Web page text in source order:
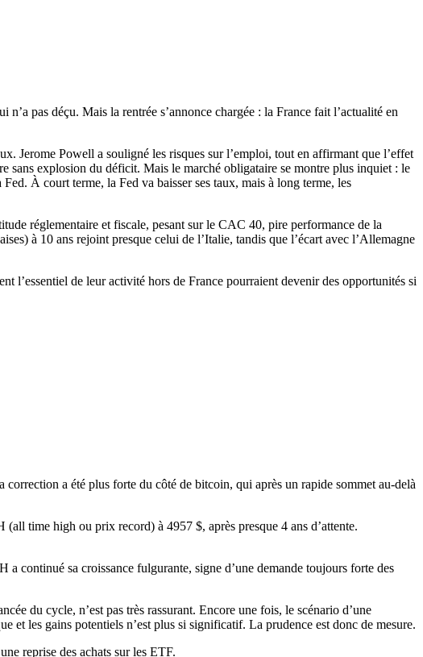
pas déçu. Mais la rentrée s’annonce chargée : la France fait l’actualité en
Jerome Powell a souligné les risques sur l’emploi, tout en affirmant que l’effet
sans explosion du déficit. Mais le marché obligataire se montre plus inquiet : le
À court terme, la Fed va baisser ses taux, mais à long terme, les
réglementaire et fiscale, pesant sur le CAC 40, pire performance de la
à 10 ans rejoint presque celui de l’Italie, tandis que l’écart avec l’Allemagne
l’essentiel de leur activité hors de France pourraient devenir des opportunités si
a été plus forte du côté de bitcoin, qui après un rapide sommet au-delà
(all time high ou prix record) à 4957 $, après presque 4 ans d’attente.
continué sa croissance fulgurante, signe d’une demande toujours forte des
du cycle, n’est pas très rassurant. Encore une fois, le scénario d’une
et les gains potentiels n’est plus si significatif. La prudence est donc de mesure.
reprise des achats sur les ETF.